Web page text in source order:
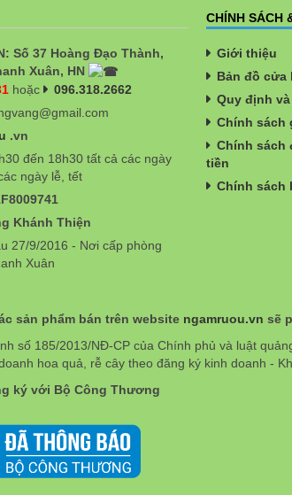
Số 37 Hoàng Đạo Thành,
Xuân, HN
hoặc
096.318.2662
.vn
đến 18h30 tất cả các ngày
ngày lễ, tết
Khánh Thiện
27/9/2016 - Nơi cấp phòng
Xuân
CHÍNH SÁCH
Giới thiệu
Bản đồ cửa
Quy định
Chính sách
Chính sách
tiền
Chính sách
sản phẩm bán trên website ngamruou.vn sẽ
số 185/2013/NĐ-CP của Chính phủ và luật
hoa quả, rễ cây theo đăng ký kinh doanh -
ký với Bộ Công Thương